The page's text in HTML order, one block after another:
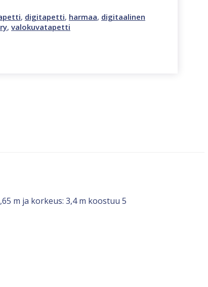
, digitapetti, harmaa, digitaalinen
, valokuvatapetti
m ja korkeus: 3,4 m koostuu 5